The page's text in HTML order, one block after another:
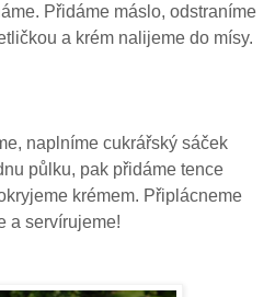
Přidáme máslo, odstraníme
a krém nalijeme do mísy.
naplníme cukrářský sáček
půlku, pak přidáme tence
krémem. Připlácneme
a servírujeme!